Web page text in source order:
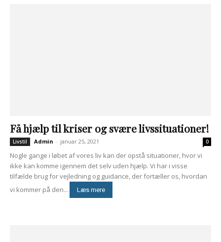
Få hjælp til kriser og svære livssituationer!
Livstil Admin - januar 25, 2021 0
Nogle gange i løbet af vores liv kan der opstå situationer, hvor vi
ikke kan komme igennem det selv uden hjælp. Vi har i visse
tilfælde brug for vejledning og guidance, der fortæller os, hvordan
vi kommer på den...
Læs mere